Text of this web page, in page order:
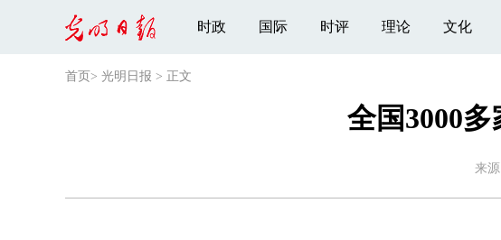
时政 国际 时评 理论 文化
首页 > 光明日报 > 正文
全国3000
来源